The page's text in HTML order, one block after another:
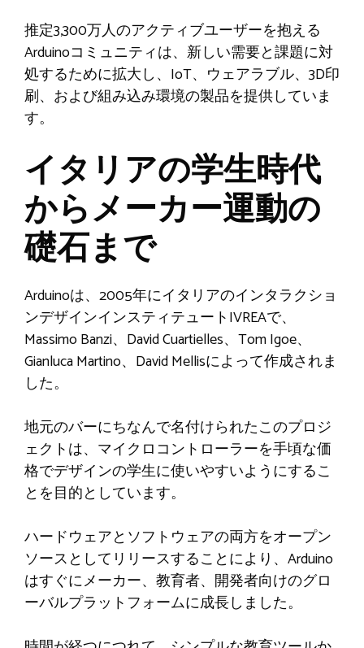
推定3,300万人のアクティブユーザーを抱える
Arduinoコミュニティは、新しい需要と課題に対
処するために拡大し、IoT、ウェアラブル、3D印
刷、および組み込み環境の製品を提供していま
す。
イタリアの学生時代
からメーカー運動の
礎石まで
Arduinoは、2005年にイタリアのインタラクショ
ンデザインインスティテュートIVREAで、
Massimo Banzi、David Cuartielles、Tom Igoe、
Gianluca Martino、David Mellisによって作成されま
した。
地元のバーにちなんで名付けられたこのプロジ
ェクトは、マイクロコントローラーを手頃な価
格でデザインの学生に使いやすいようにするこ
とを目的としています。
ハードウェアとソフトウェアの両方をオープン
ソースとしてリリースすることにより、Arduino
はすぐにメーカー、教育者、開発者向けのグロ
ーバルプラットフォームに成長しました。